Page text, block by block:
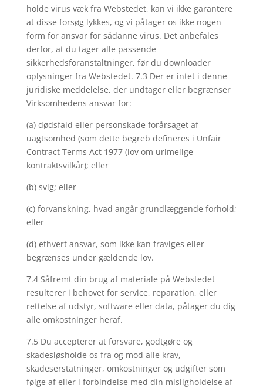
holde virus væk fra Webstedet, kan vi ikke garantere
at disse forsøg lykkes, og vi påtager os ikke nogen
form for ansvar for sådanne virus. Det anbefales
derfor, at du tager alle passende
sikkerhedsforanstaltninger, før du downloader
oplysninger fra Webstedet. 7.3 Der er intet i denne
juridiske meddelelse, der undtager eller begrænser
Virksomhedens ansvar for:
(a) dødsfald eller personskade forårsaget af
uagtsomhed (som dette begreb defineres i Unfair
Contract Terms Act 1977 (lov om urimelige
kontraktsvilkår); eller
(b) svig; eller
(c) forvanskning, hvad angår grundlæggende forhold;
eller
(d) ethvert ansvar, som ikke kan fraviges eller
begrænses under gældende lov.
7.4 Såfremt din brug af materiale på Webstedet
resulterer i behovet for service, reparation, eller
rettelse af udstyr, software eller data, påtager du dig
alle omkostninger heraf.
7.5 Du accepterer at forsvare, godtgøre og
skadesløsholde os fra og mod alle krav,
skadeserstatninger, omkostninger og udgifter som
følge af eller i forbindelse med din misligholdelse af